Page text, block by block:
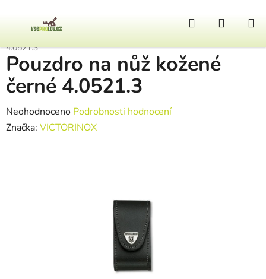
Hledat
Domů
4.0521.3
Pouzdro na nůž kožené
černé 4.0521.3
Průměrné hodnocení produktu je 0,0 z 5 hvězdiček.
Neohodnoceno Podrobnosti hodnocení
Značka: VICTORINOX